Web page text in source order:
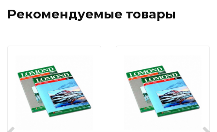
Рекомендуемые товары